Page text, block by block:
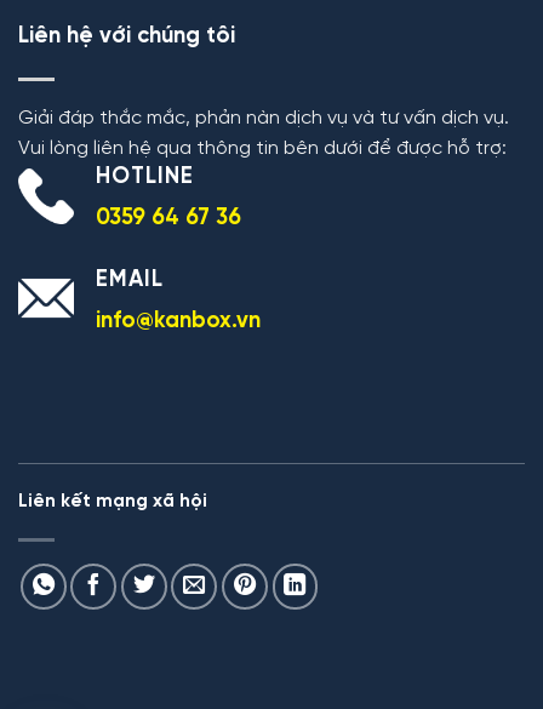
Liên hệ với chúng tôi
Giải đáp thắc mắc, phản nàn dịch vụ và tư vấn dịch vụ.
Vui lòng liên hệ qua thông tin bên dưới để được hỗ trợ:
HOTLINE
0359 64 67 36
EMAIL
info@kanbox.vn
Liên kết mạng xã hội